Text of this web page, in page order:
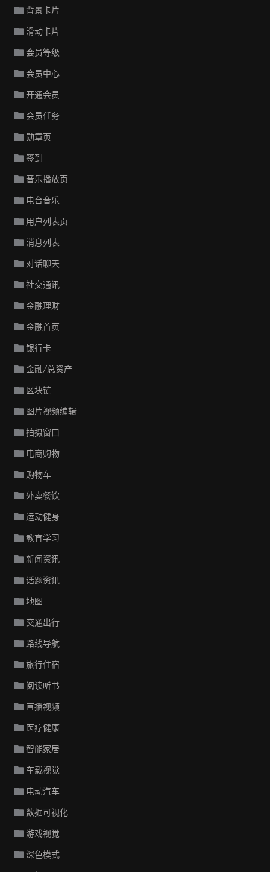
背景卡片
滑动卡片
会员等级
会员中心
开通会员
会员任务
勋章页
签到
音乐播放页
电台音乐
用户列表页
消息列表
对话聊天
社交通讯
金融理财
金融首页
银行卡
金融/总资产
区块链
图片视频编辑
拍摄窗口
电商购物
购物车
外卖餐饮
运动健身
教育学习
新闻资讯
话题资讯
地图
交通出行
路线导航
旅行住宿
阅读听书
直播视频
医疗健康
智能家居
车载视觉
电动汽车
数据可视化
游戏视觉
深色模式